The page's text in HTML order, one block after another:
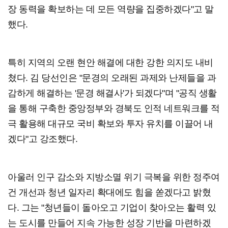
장 동력을 확보하는 데 모든 역량을 집중하겠다"고 말
했다.
특히 지역의 오랜 현안 해결에 대한 강한 의지도 내비
쳤다. 김 당선인은 "문경의 오래된 과제와 난제들을 과
감하게 해결하는 '문경 해결사'가 되겠다"며 "공직 생활
을 통해 구축한 중앙정부와 경북도 인적 네트워크를 적
극 활용해 대규모 국비 확보와 투자 유치를 이끌어 내
겠다"고 강조했다.
아울러 인구 감소와 지방소멸 위기 극복을 위한 정주여
건 개선과 청년 일자리 확대에도 힘을 쏟겠다고 밝혔
다. 그는 "청년들이 돌아오고 기업이 찾아오는 활력 있
는 도시를 만들어 지속 가능한 성장 기반을 마련하겠